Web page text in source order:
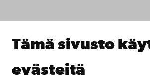
Tämä sivusto
evästeitä
Åbo Akademin kirjasto
Lahjoita Åbo Akademille
Åbo Akademista